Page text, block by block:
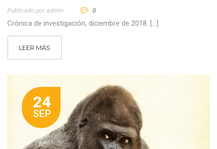
Publicado por Admin 0
Crónica de investigación, diciembre de 2018. […]
LEER MÁS
24
SEP